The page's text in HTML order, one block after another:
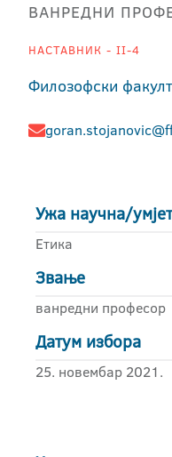
ВАНРЕДНИ
НАСТАВНИК - II-4
Филозофски
Ужа научна/
Етика
Звање
ванредни професор
Датум избора
25. новембар 2021.